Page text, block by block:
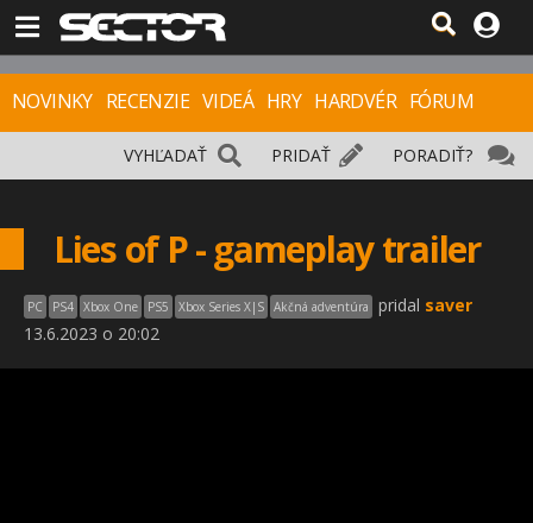
NOVINKY RECENZIE VIDEÁ HRY HARDVÉR FÓRUM
PORADIŤ?
PRIDAŤ
VYHĽADAŤ
Lies of P - gameplay trailer
PC PS4 Xbox One PS5 Xbox Series X|S Akčná adventúra pridal saver
13.6.2023 o 20:02